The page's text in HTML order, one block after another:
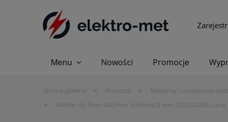
Menu Nowości Promocje
Strona główna » Warsztat » Maszyny i urządzenia
» Wiertło do form 400 mm, średnica 8 mm 20933-0208 Luna